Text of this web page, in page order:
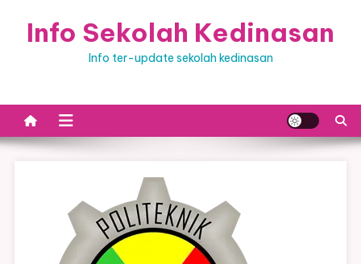
Info Sekolah Kedinasan
Info ter-update sekolah kedinasan